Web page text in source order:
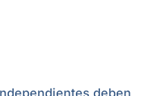
deben